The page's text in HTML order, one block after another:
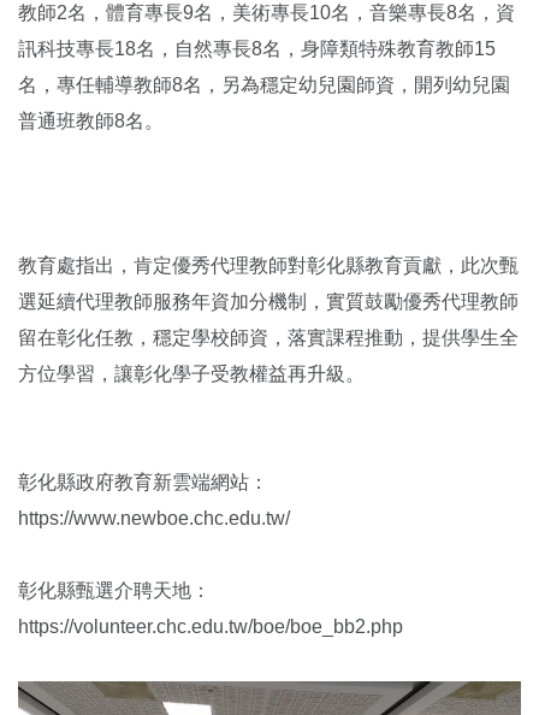
教師2名，體育專長9名，美術專長10名，音樂專長8名，資
訊科技專長18名，自然專長8名，身障類特殊教育教師15
名，專任輔導教師8名，另為穩定幼兒園師資，開列幼兒園
普通班教師8名。
教育處指出，肯定優秀代理教師對彰化縣教育貢獻，此次甄
選延續代理教師服務年資加分機制，實質鼓勵優秀代理教師
留在彰化任教，穩定學校師資，落實課程推動，提供學生全
方位學習，讓彰化學子受教權益再升級。
彰化縣政府教育新雲端網站：
https://www.newboe.chc.edu.tw/
彰化縣甄選介聘天地：
https://volunteer.chc.edu.tw/boe/boe_bb2.php